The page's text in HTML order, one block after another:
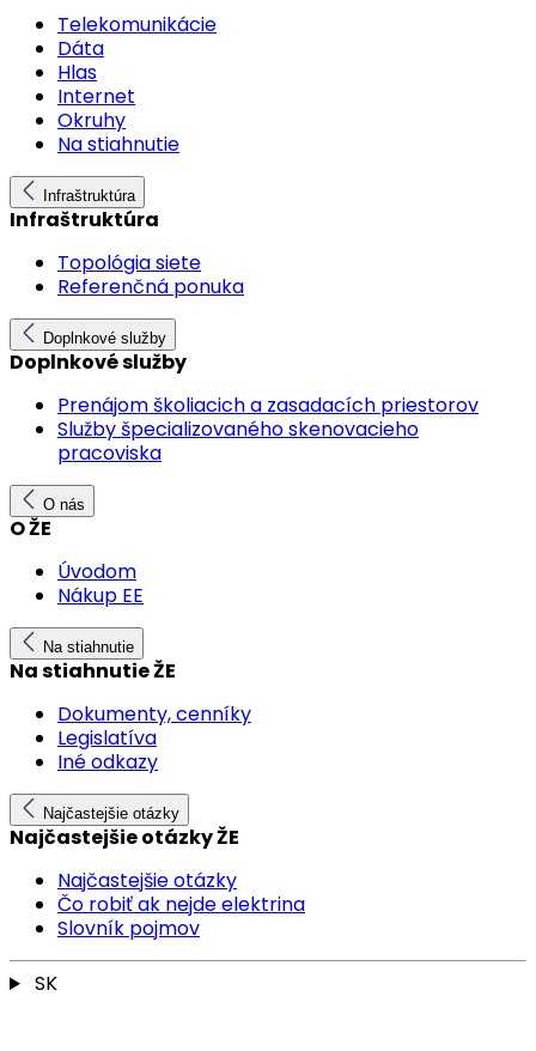
Telekomunikácie
Dáta
Hlas
Internet
Okruhy
Na stiahnutie
Infraštruktúra
Infraštruktúra
Topológia siete
Referenčná ponuka
Doplnkové služby
Doplnkové služby
Prenájom školiacich a zasadacích priestorov
Služby špecializovaného skenovacieho
pracoviska
O nás
O ŽE
Úvodom
Nákup EE
Na stiahnutie
Na stiahnutie ŽE
Dokumenty, cenníky
Legislatíva
Iné odkazy
Najčastejšie otázky
Najčastejšie otázky ŽE
Najčastejšie otázky
Čo robiť ak nejde elektrina
Slovník pojmov
SK